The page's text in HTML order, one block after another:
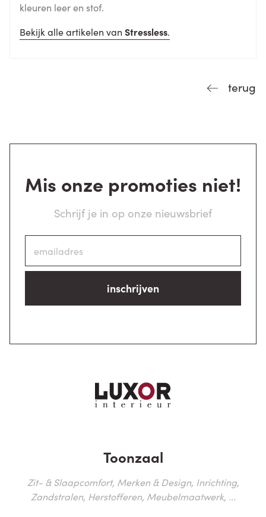
kleuren leer en stof.
Bekijk alle artikelen van Stressless.
terug
Mis onze promoties niet!
Schrijf je in op onze nieuwsbrief
inschrijven
Toonzaal
Zit- & Slaapcomfort, Merken & Design, Inrichting,
Zandstralen, Herstofferen, Meubelmaatwerk, ...